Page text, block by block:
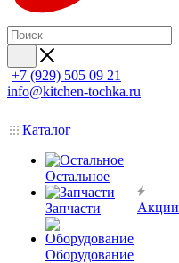
+7 (929) 505 09 21
info@kitchen-tochka.ru
Каталог
Остальное
Запчасти
Оборудование
Акции